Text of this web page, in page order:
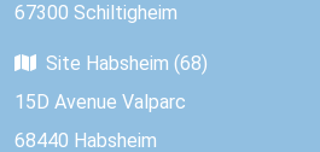
67300 Schiltigheim
Site Habsheim (68)
15D Avenue Valparc
68440 Habsheim